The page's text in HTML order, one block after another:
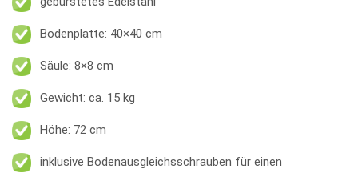
Bodenplatte: 40×40 cm
Säule: 8×8 cm
Gewicht: ca. 15 kg
Höhe: 72 cm
inklusive Bodenausgleichsschrauben für einen